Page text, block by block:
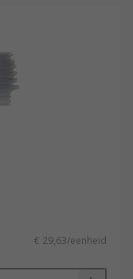
€ 29,63/eenheid